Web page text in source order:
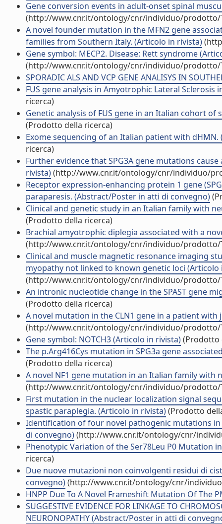
Gene conversion events in adult-onset spinal
(http://www.cnr.it/ontology/cnr/individuo/prodotto/
A novel founder mutation in the MFN2 gene
families from Southern Italy. (Articolo in rivista)
Gene symbol: MECP2. Disease: Rett syndrome
(http://www.cnr.it/ontology/cnr/individuo/prodotto/
SPORADIC ALS AND VCP GENE ANALISYS IN
FUS gene analysis in Amyotrophic Lateral
ricerca)
Genetic analysis of FUS gene in an Italian cohort
(Prodotto della ricerca)
Exome sequencing of an Italian patient with
ricerca)
Further evidence that SPG3A gene mutations
rivista)(http://www.cnr.it/ontology/cnr/individuo/
Receptor expression-enhancing protein 1 gene
paraparesis. (Abstract/Poster in atti di convegno)
Clinical and genetic study in an Italian family with
(Prodotto della ricerca)
Brachial amyotrophic diplegia associated with a
(http://www.cnr.it/ontology/cnr/individuo/prodotto/
Clinical and muscle magnetic resonance imaging
myopathy not linked to known genetic loci (Articolo
(http://www.cnr.it/ontology/cnr/individuo/prodotto/
An intronic nucleotide change in the SPAST gene
(Prodotto della ricerca)
A novel mutation in the CLN1 gene in a patient
(http://www.cnr.it/ontology/cnr/individuo/prodotto/
Gene symbol: NOTCH3 (Articolo in rivista)(Prodotto
The p.Arg416Cys mutation in SPG3a gene
(Prodotto della ricerca)
A novel NF1 gene mutation in an Italian family
(http://www.cnr.it/ontology/cnr/individuo/prodotto/
First mutation in the nuclear localization signal
spastic paraplegia. (Articolo in rivista)(Prodotto
Identification of four novel pathogenic mutations
di convegno)(http://www.cnr.it/ontology/cnr/
Phenotypic Variation of the Ser78Leu P0 Mutation
ricerca)
Due nuove mutazioni non coinvolgenti residui di
convegno)(http://www.cnr.it/ontology/cnr/
HNPP Due To A Novel Frameshift Mutation Of The
SUGGESTIVE EVIDENCE FOR LINKAGE TO
NEURONOPATHY (Abstract/Poster in atti di